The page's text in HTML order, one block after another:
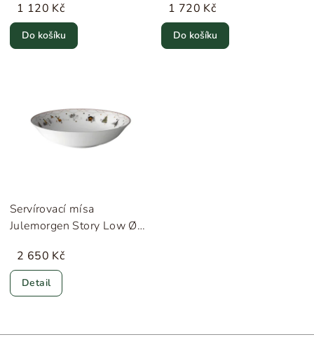
1 120 Kč
Do košíku
1 720 Kč
Do košíku
Servírovací mísa
Julemorgen Story Low Ø
2 650 Kč
Detail